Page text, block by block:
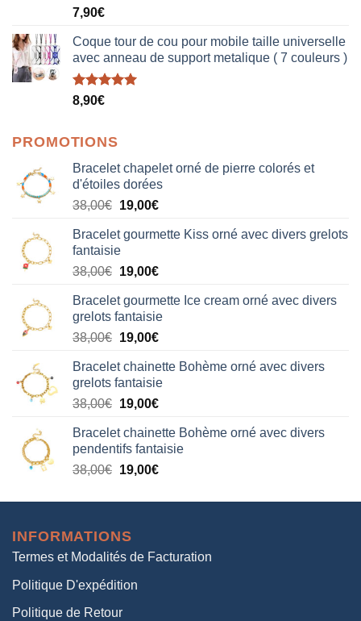
Note5.00
7,90€
Coque tour de cou pour mobile taille universelle
avec anneau de support metalique ( 7 couleurs )
Note5.00
8,90€
PROMOTIONS
Bracelet chapelet orné de pierre colorés et
d'étoiles dorées
38,00€ Le
initial
était :
38,00€.
19,00€Le
actuel
19,00€.
Bracelet gourmette Kiss orné avec divers grelots
fantaisie
38,00€ Le
initial
était :
38,00€.
19,00€Le
actuel
est :
19,00€.
Bracelet gourmette Ice cream orné avec divers
grelots fantaisie
38,00€ Le
initial
était :
38,00€.
19,00€Le
actuel
est :
19,00€.
Bracelet chainette Bohème orné avec divers
grelots fantaisie
38,00€ Le
initial
était :
38,00€.
19,00€Le
actuel
est :
19,00€.
Bracelet chainette Bohème orné avec divers
pendentifs fantaisie
38,00€ Le
initial
38,00€.
19,00€Le
actuel
INFORMATIONS
Termes et Modalités de Facturation
Politique D'expédition
Politique de Retour